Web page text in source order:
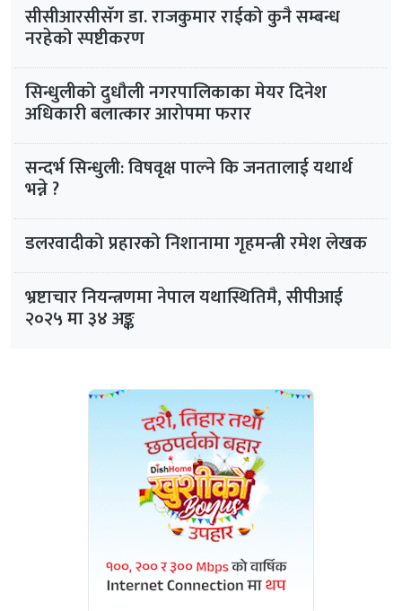
सीसीआरसीसँग डा. राजकुमार राईको कुनै सम्बन्ध
नरहेको स्पष्टीकरण
सिन्धुलीको दुधौली नगरपालिकाका मेयर दिनेश
अधिकारी बलात्कार आरोपमा फरार
सन्दर्भ सिन्धुली: विषवृक्ष पाल्ने कि जनतालाई यथार्थ
भन्ने ?
डलरवादीको प्रहारको निशानामा गृहमन्त्री रमेश लेखक
भ्रष्टाचार नियन्त्रणमा नेपाल यथास्थितिमै, सीपीआई
२०२५ मा ३४ अङ्क